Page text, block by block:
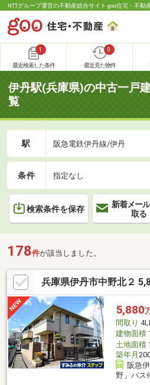
NTTグループ運営の不動産総合サイト goo住宅・不動
1
最近検索した条件
0
最近見た物件
伊丹駅(兵庫県)の中古一戸
覧
駅 阪急電鉄伊丹線/伊丹
条件 指定なし
検索条件を保存
新着メー
取る
178件が該当しました。
兵庫県伊丹市中野北２
5,880
間取り
建物面積
土地面積
築年月
阪急
野」バス